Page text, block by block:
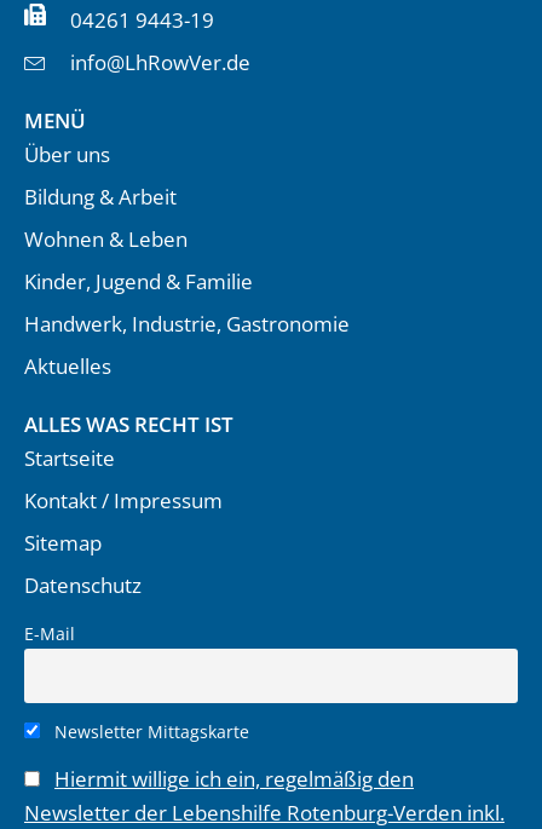
04261 9443-19
info@LhRowVer.de
MENÜ
Über uns
Bildung & Arbeit
Wohnen & Leben
Kinder, Jugend & Familie
Handwerk, Industrie, Gastronomie
Aktuelles
ALLES WAS RECHT IST
Startseite
Kontakt / Impressum
Sitemap
Datenschutz
E-Mail
Newsletter Mittagskarte
Hiermit willige ich ein, regelmäßig den
Newsletter der Lebenshilfe Rotenburg-Verden inkl.